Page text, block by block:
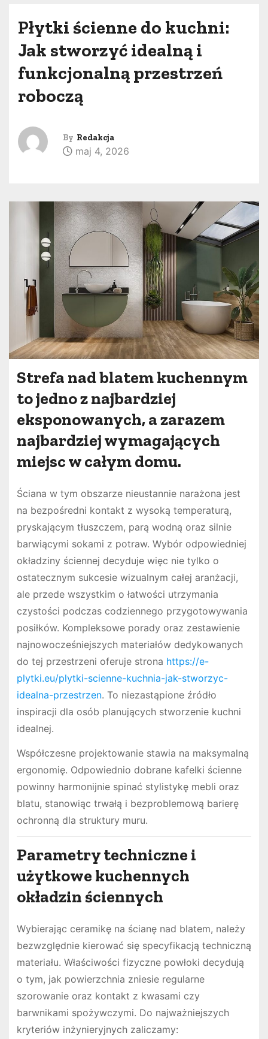
Płytki ścienne do kuchni:
Jak stworzyć idealną i
funkcjonalną przestrzeń
roboczą
By Redakcja
maj 4, 2026
Strefa nad blatem kuchennym
to jedno z najbardziej
eksponowanych, a zarazem
najbardziej wymagających
miejsc w całym domu.
Ściana w tym obszarze nieustannie narażona jest
na bezpośredni kontakt z wysoką temperaturą,
pryskającym tłuszczem, parą wodną oraz silnie
barwiącymi sokami z potraw. Wybór odpowiedniej
okładziny ściennej decyduje więc nie tylko o
ostatecznym sukcesie wizualnym całej aranżacji,
ale przede wszystkim o łatwości utrzymania
czystości podczas codziennego przygotowywania
posiłków. Kompleksowe porady oraz zestawienie
najnowocześniejszych materiałów dedykowanych
do tej przestrzeni oferuje strona https://e-
plytki.eu/plytki-scienne-kuchnia-jak-stworzyc-
idealna-przestrzen. To niezastąpione źródło
inspiracji dla osób planujących stworzenie kuchni
idealnej.
Współczesne projektowanie stawia na maksymalną
ergonomię. Odpowiednio dobrane kafelki ścienne
powinny harmonijnie spinać stylistykę mebli oraz
blatu, stanowiąc trwałą i bezproblemową barierę
ochronną dla struktury muru.
Parametry techniczne i
użytkowe kuchennych
okładzin ściennych
Wybierając ceramikę na ścianę nad blatem, należy
bezwzględnie kierować się specyfikacją techniczną
materiału. Właściwości fizyczne powłoki decydują
o tym, jak powierzchnia zniesie regularne
szorowanie oraz kontakt z kwasami czy
barwnikami spożywczymi. Do najważniejszych
kryteriów inżynieryjnych zaliczamy: